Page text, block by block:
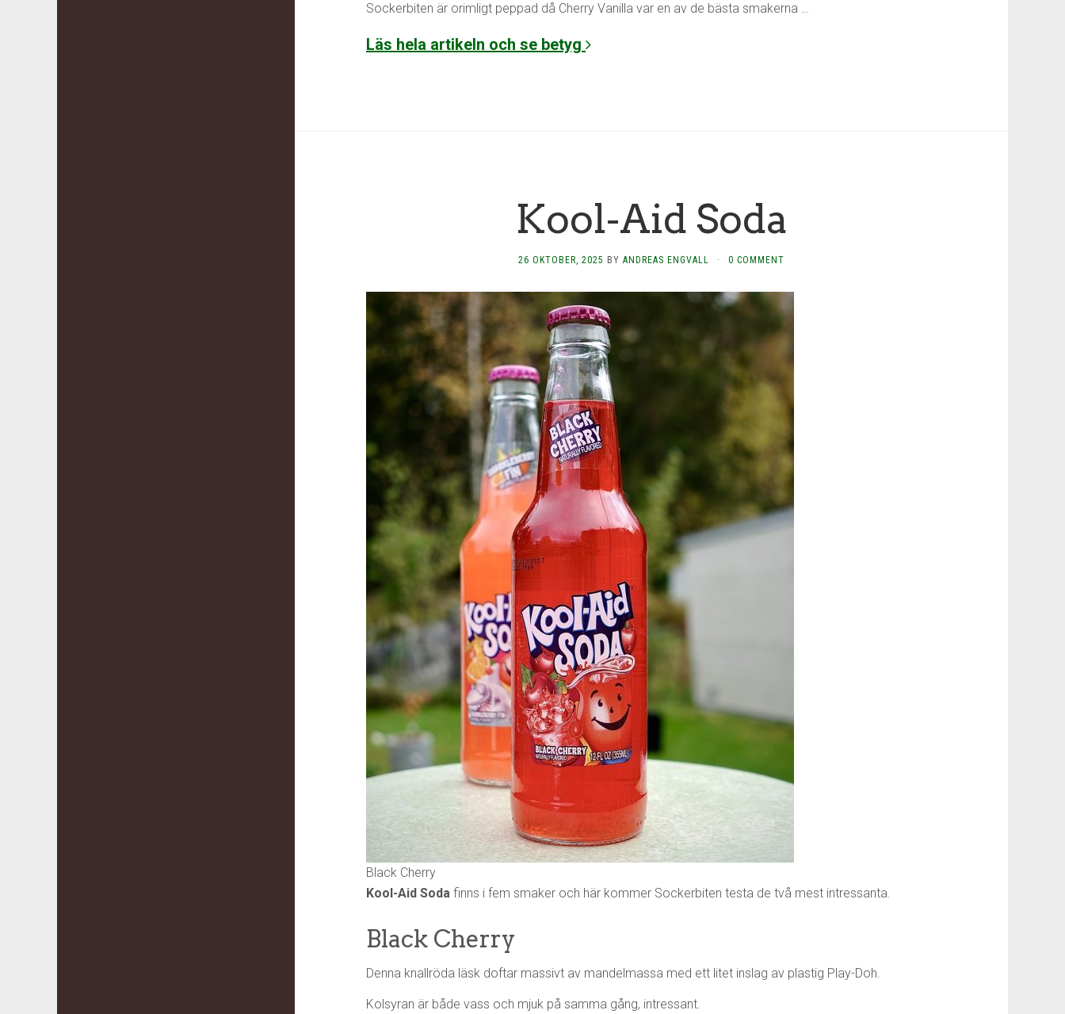
Sockerbiten är orimligt peppad då Cherry Vanilla var en av de bästa smakerna …
Läs hela artikeln och se betyg
Kool-Aid Soda
26 OKTOBER, 2025 BY ANDREAS ENGVALL · 0 COMMENT
Black Cherry
Kool-Aid Soda finns i fem smaker och här kommer Sockerbiten testa de två mest intressanta.
Black Cherry
Denna knallröda läsk doftar massivt av mandelmassa med ett litet inslag av plastig Play-Doh.
Kolsyran är både vass och mjuk på samma gång, intressant.